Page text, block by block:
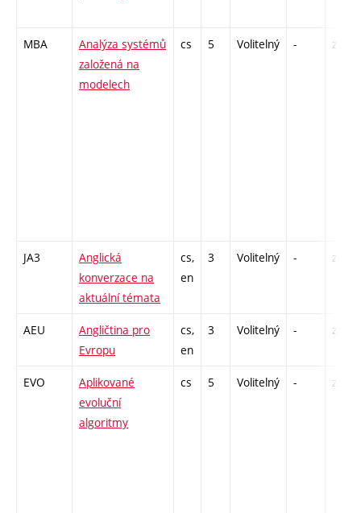
MBA
Analýza systémů
založená na
modelech
cs 5 Volitelný - zk
JA3
Anglická
konverzace na
aktuální témata
cs,
en
3 Volitelný - zá,zk
AEU
Angličtina pro
Evropu
cs,
en
3 Volitelný - zá,zk
EVO
Aplikované
evoluční
algoritmy
cs 5 Volitelný - zk